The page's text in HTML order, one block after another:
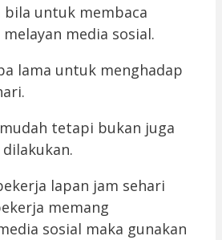
bila untuk membaca
media sosial.
lama untuk menghadap
tetapi bukan juga
lapan jam sehari
memang
sosial maka gunakan